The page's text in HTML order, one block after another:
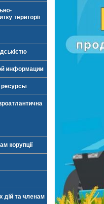
території
информации
корупції
дій та членам